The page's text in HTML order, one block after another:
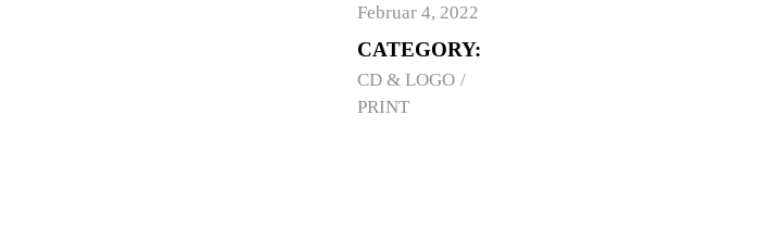
Februar 4, 2022
CATEGORY:
CD & LOGO
PRINT